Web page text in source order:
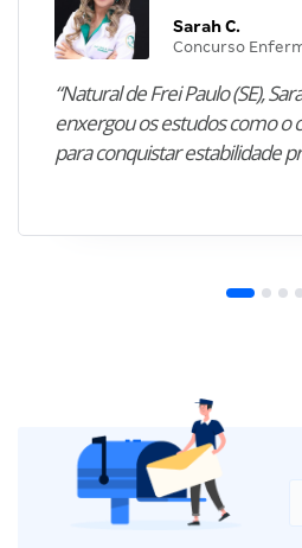
Sarah C.
Concurso
“Natural de Frei Paulo (SE),
enxergou os estudos como o
para conquistar estabilidade